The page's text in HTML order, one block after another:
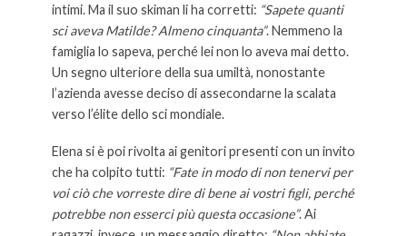
intimi. Ma il suo skiman li ha corretti: “Sapete quanti
sci aveva Matilde? Almeno cinquanta”. Nemmeno la
famiglia lo sapeva, perché lei non lo aveva mai detto.
Un segno ulteriore della sua umiltà, nonostante
l’azienda avesse deciso di assecondarne la scalata
verso l’élite dello sci mondiale.
Elena si è poi rivolta ai genitori presenti con un invito
che ha colpito tutti: “Fate in modo di non tenervi per
voi ciò che vorreste dire di bene ai vostri figli, perché
potrebbe non esserci più questa occasione”. Ai